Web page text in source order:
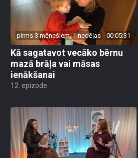
pirms 3 mēnešiem, 1 nedēļas 00:05:31
Kā sagatavot vecāko bērnu
mazā brāļa vai māsas
ienākšanai
12. epizode